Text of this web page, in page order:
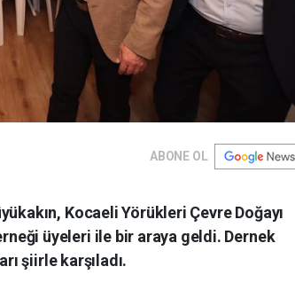
ABONE OL
Kocaeli Yörükleri Çevre Doğayı
üyeleri ile bir araya geldi. Dernek
şiirle karşıladı.